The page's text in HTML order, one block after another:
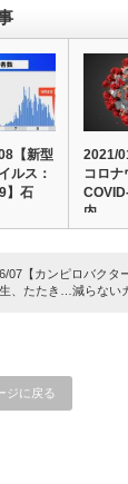
【新型
ルス：
】石
2021/
コロナ
内…
07【カンピロバクタ
、たたき…減らない
ジに戻る